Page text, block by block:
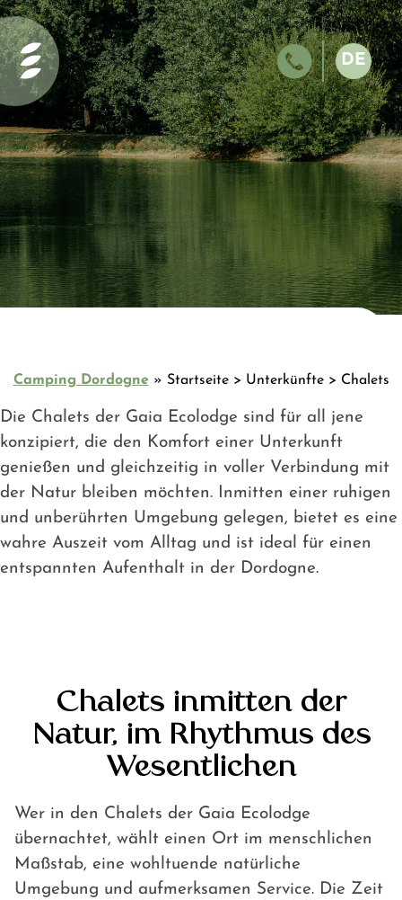
Startseite
Leistungen
und
Aktivitäten
Das
Schwimmbad
der Gaia
Ecolodge
Gaia Pond
Öko-Lodge
Unsere
Chalets in
Ecolodge
Mobilheim
in der
Gaia
Ecolodge
Standorte
NL
EN
FR
ES
DE
Camping Dordogne» Startseite > Unterkünfte > Chalets
Die Chalets der Gaia Ecolodge sind für all jene
konzipiert, die den Komfort einer Unterkunft
genießen und gleichzeitig in voller Verbindung mit
der Natur bleiben möchten. Inmitten einer ruhigen
und unberührten Umgebung gelegen, bietet es eine
wahre Auszeit vom Alltag und ist ideal für einen
entspannten Aufenthalt in der Dordogne.
Chalets inmitten der
Natur, im Rhythmus des
Wesentlichen
Wer in den Chalets der Gaia Ecolodge
übernachtet, wählt einen Ort im menschlichen
Maßstab, eine wohltuende natürliche
Umgebung und aufmerksamen Service. Die Zeit